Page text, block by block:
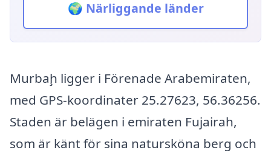
🌍 Närliggande länder
Murbaḩ ligger i Förenade Arabemiraten,
med GPS-koordinater 25.27623, 56.36256.
Staden är belägen i emiraten Fujairah,
som är känt för sina natursköna berg och